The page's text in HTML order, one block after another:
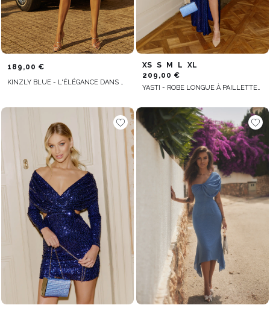
189,00 €
KINZLY BLUE - L'ÉLÉGANCE DANS UN BLEU AGRÉABLE
XS S M L
XL
209,00 €
YASTI - ROBE LONGUE À PAILLETTES EN BLEU MARINE